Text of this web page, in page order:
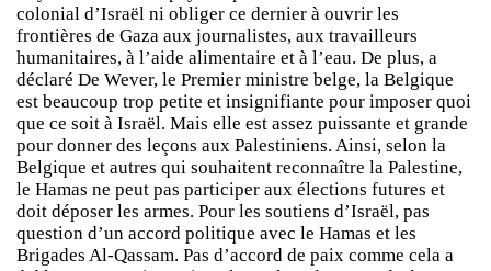
colonial d’Israël ni obliger ce dernier à ouvrir les
frontières de Gaza aux journalistes, aux travailleurs
humanitaires, à l’aide alimentaire et à l’eau. De plus, a
déclaré De Wever, le Premier ministre belge, la Belgique
est beaucoup trop petite et insignifiante pour imposer quoi
que ce soit à Israël. Mais elle est assez puissante et grande
pour donner des leçons aux Palestiniens. Ainsi, selon la
Belgique et autres qui souhaitent reconnaître la Palestine,
le Hamas ne peut pas participer aux élections futures et
doit déposer les armes. Pour les soutiens d’Israël, pas
question d’un accord politique avec le Hamas et les
Brigades Al-Qassam. Pas d’accord de paix comme cela a